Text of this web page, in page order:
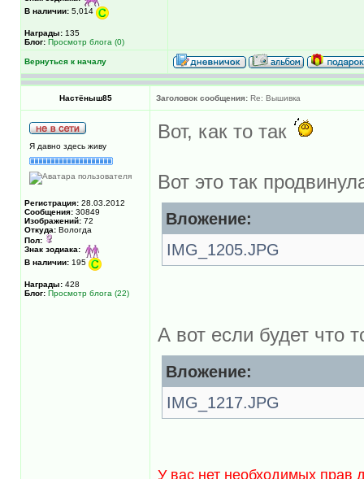
В наличии: 5,014
Награды: 135
Блог: Просмотр блога (0)
Вернуться к началу
Настёныш85 Заголовок сообщения: Re: Вышивка
Я давно здесь живу
Регистрация: 28.03.2012
Сообщения: 30849
Изображений: 72
Откуда: Вологда
Пол:
Знак зодиака:
В наличии: 195
Награды: 428
Блог: Просмотр блога (22)
Вот, как то так
Вот это так
Вложение:
IMG_1205.JPG
А вот если будет что
Вложение:
IMG_1217.JPG
У вас нет необходимых прав